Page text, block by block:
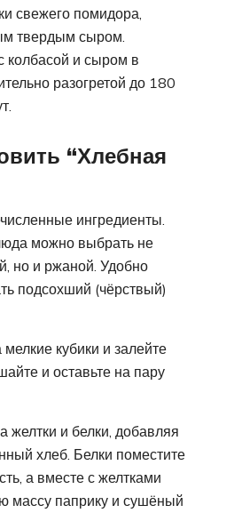
свежего помидора,
твердым сыром.
колбасой и сыром в
разогретой до 180
“Хлебная
ингредиенты.
можно выбрать не
но и ржаной. Удобно
подсохший (чёрствый)
кубики и залейте
и оставьте на пару
желтки и белки, добавляя
хлеб. Белки поместите
а вместе с желтками
массу паприку и сушёный